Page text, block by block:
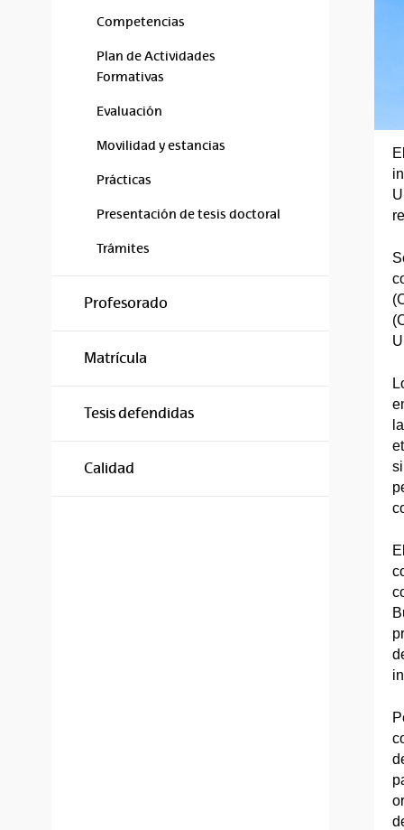
Competencias
Plan de Actividades
Formativas
Evaluación
Movilidad y estancias
Prácticas
Presentación de tesis doctoral
Trámites
Profesorado
Matrícula
Tesis defendidas
Calidad